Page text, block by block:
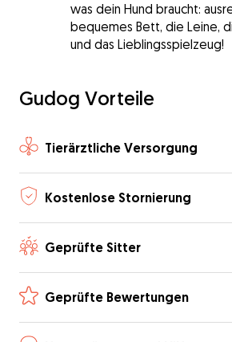
was dein Hund braucht:
bequemes Bett, die Leine,
und das Lieblingsspielzeug!
Gudog Vorteile
Tierärztliche Versorgung
Kostenlose Stornierung
Geprüfte Sitter
Geprüfte Bewertungen